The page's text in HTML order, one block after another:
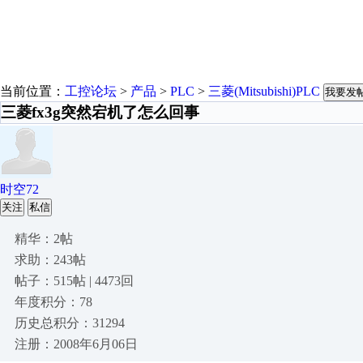
当前位置： 工控论坛 > 产品 > PLC > 三菱(Mitsubishi)PLC 我要发
三菱fx3g突然宕机了怎么回事
时空72
关注 私信
精华：2帖
求助：243帖
帖子：515帖 | 4473回
年度积分：78
历史总积分：31294
注册：2008年6月06日